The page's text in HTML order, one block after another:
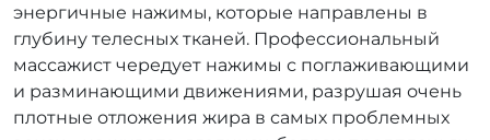
энергичные нажимы, которые направлены в
глубину телесных тканей. Профессиональный
массажист чередует нажимы с поглаживающими
и разминающими движениями, разрушая очень
плотные отложения жира в самых проблемных